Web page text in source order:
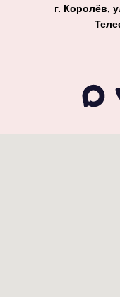
г. Королёв,